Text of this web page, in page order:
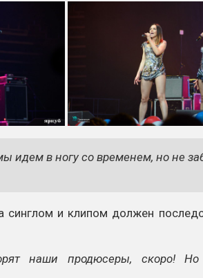
идем в ногу со временем, но не
синглом и клипом должен
наши продюсеры, скоро!